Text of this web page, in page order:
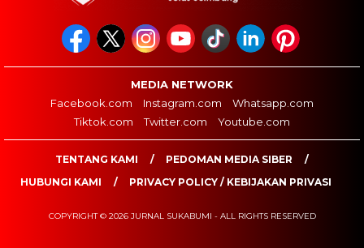
MEDIA NETWORK
Facebook.com
Instagram.com
Whatsapp.com
Tiktok.com
Twitter.com Youtube.com
TENTANG KAMI
PEDOMAN MEDIA SIBER
HUBUNGI KAMI
PRIVACY POLICY / KEBIJAKAN PRIVASI
COPYRIGHT © 2026 JURNAL SUKABUMI - ALL RIGHTS RESERVED